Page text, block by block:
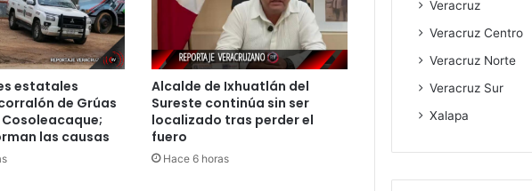
estatales
de Grúas
Cosoleacaque;
las causas
Alcalde de Ixhuatlán del
Sureste continúa sin ser
localizado tras perder el
fuero
Hace 6 horas
Veracruz
Veracruz Centro
Veracruz Norte
Veracruz Sur
Xalapa